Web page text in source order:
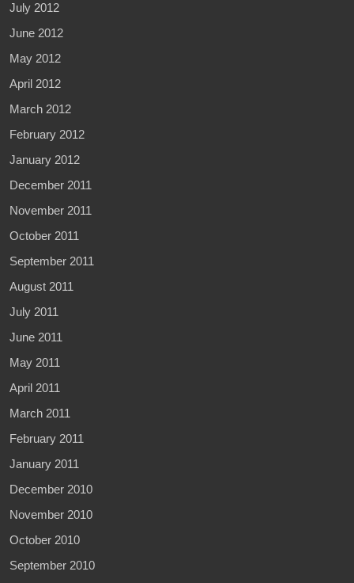
July 2012
June 2012
May 2012
April 2012
March 2012
February 2012
January 2012
December 2011
November 2011
October 2011
September 2011
August 2011
July 2011
June 2011
May 2011
April 2011
March 2011
February 2011
January 2011
December 2010
November 2010
October 2010
September 2010